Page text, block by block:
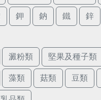
鉀 鈉 鐵 鋅
澱粉類 堅果及種子類
藻類 菇類 豆類